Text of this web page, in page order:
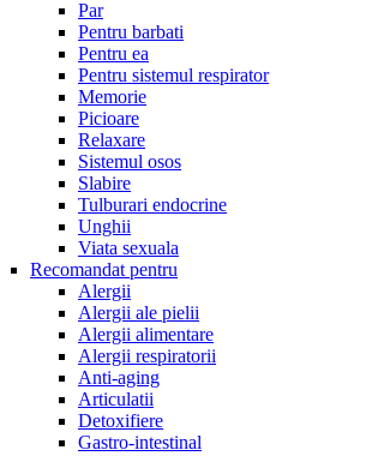
Par
Pentru barbati
Pentru ea
Pentru sistemul respirator
Memorie
Picioare
Relaxare
Sistemul osos
Slabire
Tulburari endocrine
Unghii
Viata sexuala
Recomandat pentru
Alergii
Alergii ale pielii
Alergii alimentare
Alergii respiratorii
Anti-aging
Articulatii
Detoxifiere
Gastro-intestinal